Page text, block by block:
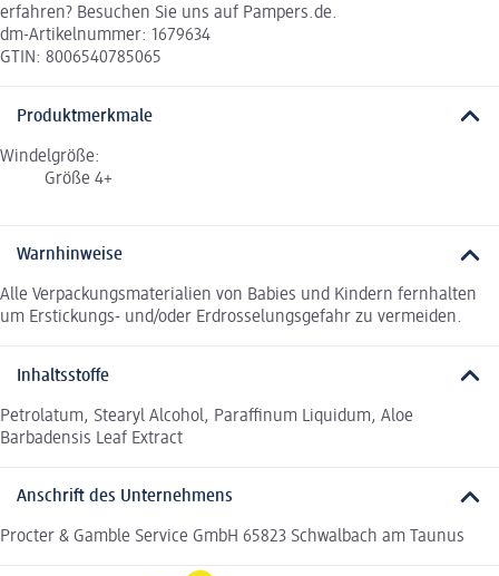
erfahren? Besuchen Sie uns auf Pampers.de.
dm-Artikelnummer: 1679634
GTIN: 8006540785065
Produktmerkmale
Windelgröße:
Größe 4+
Warnhinweise
Alle Verpackungsmaterialien von Babies und Kindern fernhalten
um Erstickungs- und/oder Erdrosselungsgefahr zu vermeiden.
Inhaltsstoffe
Petrolatum, Stearyl Alcohol, Paraffinum Liquidum, Aloe
Barbadensis Leaf Extract
Anschrift des Unternehmens
Procter & Gamble Service GmbH 65823 Schwalbach am Taunus